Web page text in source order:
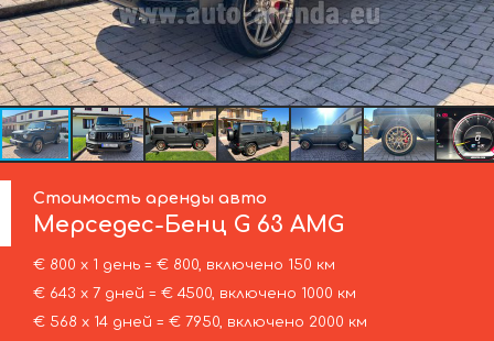
Стоимость аренды авто
Мерседес-Бенц G 63 AMG
€ 800 х 1 день = € 800, включено 150 км
€ 643 х 7 дней = € 4500, включено 1000 км
€ 568 х 14 дней = € 7950, включено 2000 км